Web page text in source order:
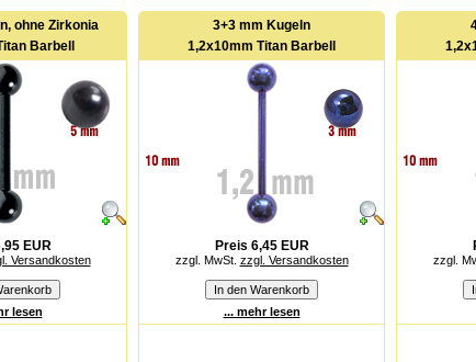
ohne Zirkonia
Barbell
EUR
Versandkosten
lesen
3+3 mm Kugeln
1,2x10mm Titan Barbell
Preis 6,45 EUR
zzgl. MwSt. zzgl. Versandkosten
... mehr lesen
zzgl.